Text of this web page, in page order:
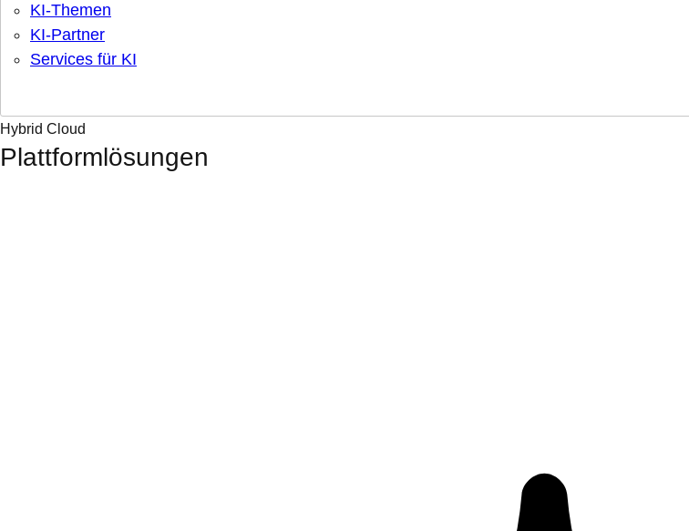
KI-Themen
KI-Partner
Services für KI
Hybrid Cloud
Plattformlösungen